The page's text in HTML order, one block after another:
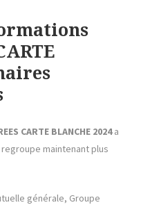
CARTE BLANCHE 2024a
maintenant plus
générale, Groupe